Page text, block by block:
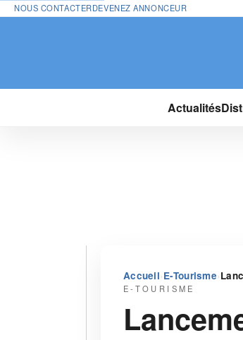
NOUS CONTACTERDEVENEZ ANNONCEUR
Actualités
Accueil›E-Tourisme›
E-TOURISME